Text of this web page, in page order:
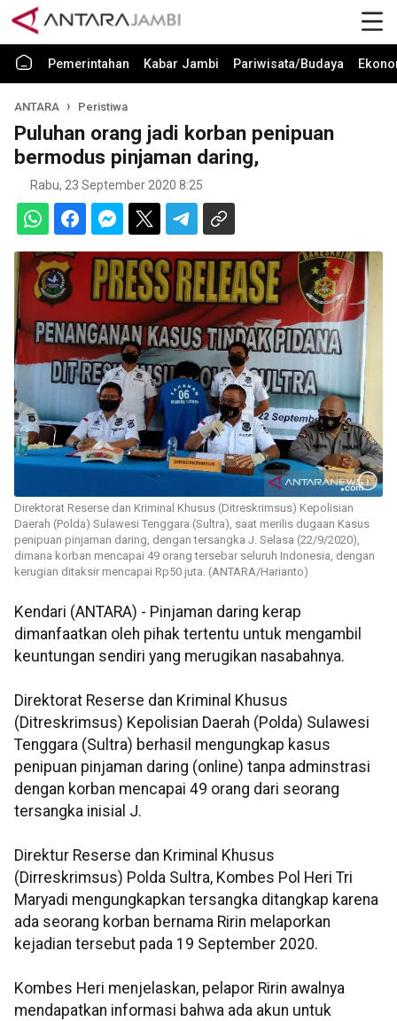
Pemerintahan Kabar Jambi Pariwisata/Budaya
ANTARA Peristiwa
Puluhan orang jadi korban penipuan
bermodus pinjaman daring,
Rabu, 23 September 2020 8:25
Direktorat Reserse dan Kriminal Khusus (Ditreskrimsus) Kepolisian
Daerah (Polda) Sulawesi Tenggara (Sultra), saat merilis dugaan Kasus
penipuan pinjaman daring, dengan tersangka J. Selasa (22/9/2020),
dimana korban mencapai 49 orang tersebar seluruh Indonesia, dengan
kerugian ditaksir mencapai Rp50 juta. (ANTARA/Harianto)
Kendari (ANTARA) - Pinjaman daring kerap
dimanfaatkan oleh pihak tertentu untuk mengambil
keuntungan sendiri yang merugikan nasabahnya.
Direktorat Reserse dan Kriminal Khusus
(Ditreskrimsus) Kepolisian Daerah (Polda) Sulawesi
Tenggara (Sultra) berhasil mengungkap kasus
penipuan pinjaman daring (online) tanpa adminstrasi
dengan korban mencapai 49 orang dari seorang
tersangka inisial J.
Direktur Reserse dan Kriminal Khusus
(Dirreskrimsus) Polda Sultra, Kombes Pol Heri Tri
Maryadi mengungkapkan tersangka ditangkap karena
ada seorang korban bernama Ririn melaporkan
kejadian tersebut pada 19 September 2020.
Kombes Heri menjelaskan, pelapor Ririn awalnya
mendapatkan informasi bahwa ada akun untuk